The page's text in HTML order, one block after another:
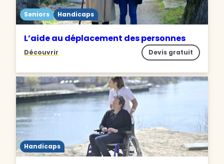
Seniors Handicaps
L’aide au déplacement des personnes
Découvrir Devis gratuit
Handicaps